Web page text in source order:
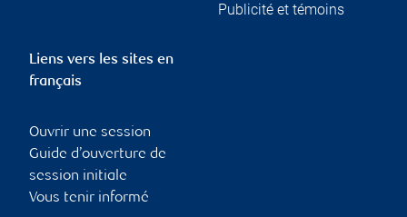
Publicité et témoins
Liens vers les sites en
français
Ouvrir une session
Guide d’ouverture de
session initiale
Vous tenir informé